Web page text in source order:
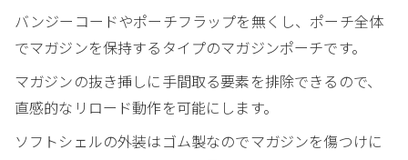
バンジーコードやポーチフラップを無くし、ポーチ全体
でマガジンを保持するタイプのマガジンポーチです。
マガジンの抜き挿しに手間取る要素を排除できるので、
直感的なリロード動作を可能にします。
ソフトシェルの外装はゴム製なのでマガジンを傷つけに